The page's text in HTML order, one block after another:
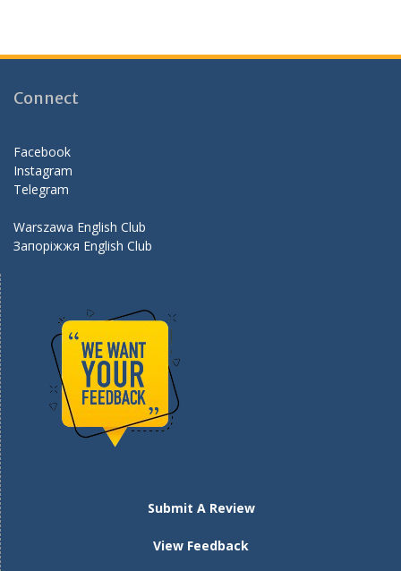
b
o
k
gr er d
Connect
Facebook
Instagram
Telegram
Warszawa English Club
Запоріжжя English Club
Submit A Review
View Feedback